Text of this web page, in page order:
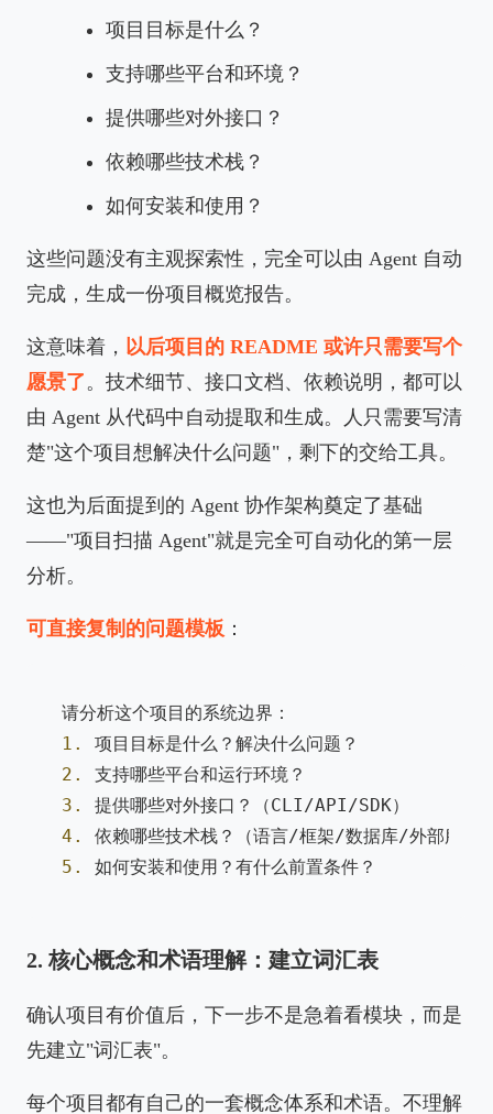
项目目标是什么？
支持哪些平台和环境？
提供哪些对外接口？
依赖哪些技术栈？
如何安装和使用？
这些问题没有主观探索性，完全可以由 Agent 自动
完成，生成一份项目概览报告。
这意味着， 以后项目的 README 或许只需要写个
愿景了 。技术细节、接口文档、依赖说明，都可以
由 Agent 从代码中自动提取和生成。人只需要写清
楚"这个项目想解决什么问题"，剩下的交给工具。
这也为后面提到的 Agent 协作架构奠定了基础
——"项目扫描 Agent"就是完全可自动化的第一层
分析。
可直接复制的问题模板 ：
1.
2.
3.
4.
5.
2. 核心概念和术语理解：建立词汇表
确认项目有价值后，下一步不是急着看模块，而是
先建立"词汇表"。
每个项目都有自己的一套概念体系和术语。不理解